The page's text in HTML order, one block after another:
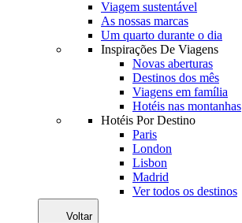
Viagem sustentável
As nossas marcas
Um quarto durante o dia
Inspirações De Viagens
Novas aberturas
Destinos dos mês
Viagens em família
Hotéis nas montanhas
Hotéis Por Destino
Paris
London
Lisbon
Madrid
Ver todos os destinos
Voltar